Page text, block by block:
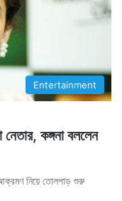
Entertainment
কঙ্গনা বললেন
আক্রমণ নিয়ে তোলপাড় শুরু